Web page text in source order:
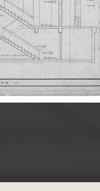
3.0 TW +)